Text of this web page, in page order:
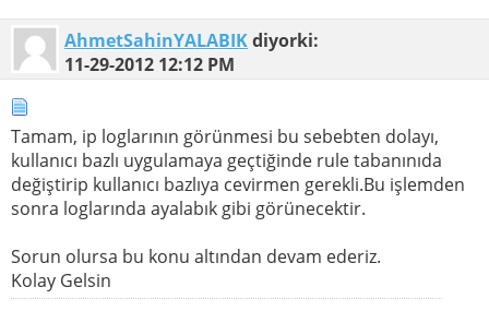
AhmetSahinYALABIKdiyorki:
11-29-2012 12:12 PM
Tamam, ip loglarının görünmesi bu sebebten dolayı,
kullanıcı bazlı uygulamaya geçtiğinde rule tabanınıda
değiştirip kullanıcı bazlıya cevirmen gerekli.Bu işlemden
sonra loglarında ayalabık gibi görünecektir.
Sorun olursa bu konu altından devam ederiz.
Kolay Gelsin